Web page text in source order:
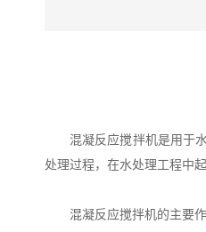
混凝反应搅拌机是用于
处理过程，在水处理工程中
混凝反应搅拌机的主要作